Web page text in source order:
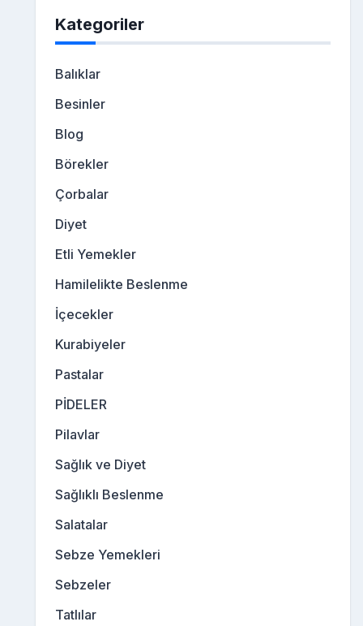
Kategoriler
Balıklar
Besinler
Blog
Börekler
Çorbalar
Diyet
Etli Yemekler
Hamilelikte Beslenme
İçecekler
Kurabiyeler
Pastalar
PİDELER
Pilavlar
Sağlık ve Diyet
Sağlıklı Beslenme
Salatalar
Sebze Yemekleri
Sebzeler
Tatlılar